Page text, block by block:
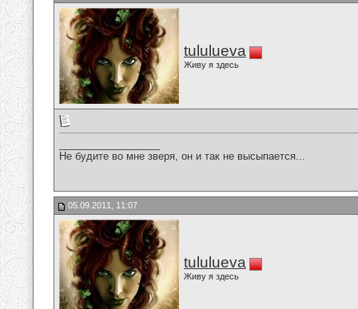
tululueva
Живу я здесь
Не будите во мне зверя, он и так не высыпается...
05.09.2011, 11:07
tululueva
Живу я здесь